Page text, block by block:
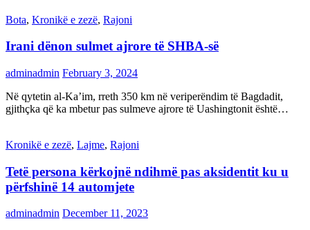
Bota, Kronikë e zezë, Rajoni
Irani dënon sulmet ajrore të SHBA-së
adminadmin February 3, 2024
Në qytetin al-Ka’im, rreth 350 km në veriperëndim të Bagdadit,
gjithçka që ka mbetur pas sulmeve ajrore të Uashingtonit është…
Kronikë e zezë, Lajme, Rajoni
Tetë persona kërkojnë ndihmë pas aksidentit ku u
përfshinë 14 automjete
adminadmin December 11, 2023